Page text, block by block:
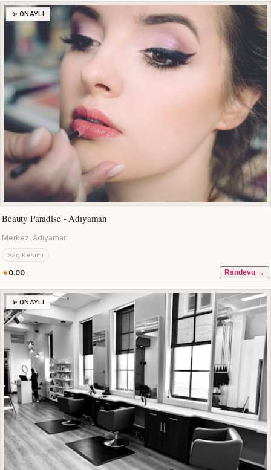
✨ ONAYLI
Beauty Paradise - Adıyaman
Merkez, Adıyaman
Saç Kesimi
0.00 Randevu →
✨ ONAYLI